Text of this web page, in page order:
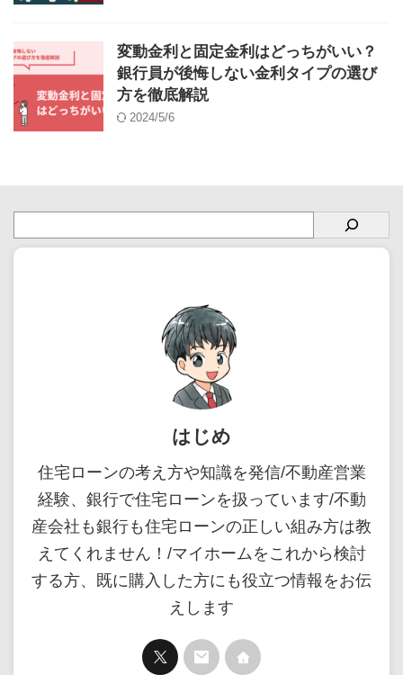
変動金利と固定金利はどっちがいい？
銀行員が後悔しない金利タイプの選び
方を徹底解説
2024/5/6
はじめ
住宅ローンの考え方や知識を発信/不動産営業
経験、銀行で住宅ローンを扱っています/不動
産会社も銀行も住宅ローンの正しい組み方は教
えてくれません！/マイホームをこれから検討
する方、既に購入した方にも役立つ情報をお伝
えします